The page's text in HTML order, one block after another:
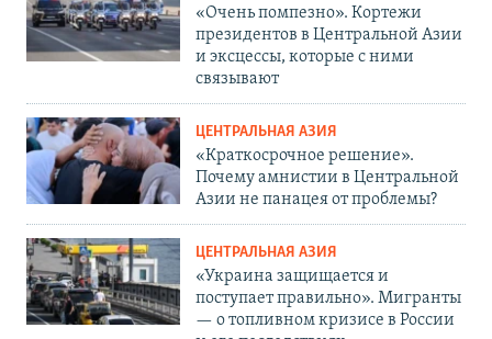
«Очень помпезно». Кортежи
президентов в Центральной Азии
и эксцессы, которые с ними
связывают
ЦЕНТРАЛЬНАЯ АЗИЯ
«Краткосрочное решение».
Почему амнистии в Центральной
Азии не панацея от проблемы?
ЦЕНТРАЛЬНАЯ АЗИЯ
«Украина защищается и
поступает правильно». Мигранты
— о топливном кризисе в России